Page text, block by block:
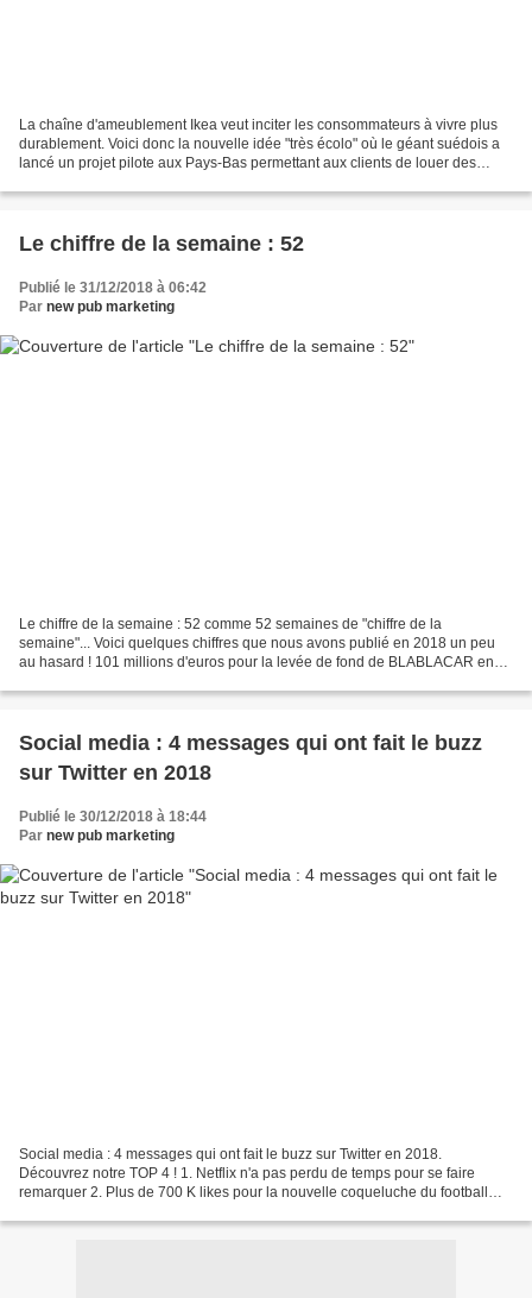
La chaîne d'ameublement Ikea veut inciter les consommateurs à vivre plus
durablement. Voici donc la nouvelle idée "très écolo" où le géant suédois a
lancé un projet pilote aux Pays-Bas permettant aux clients de louer des
Le chiffre de la semaine : 52
Publié le 31/12/2018 à 06:42
Par new pub marketing
Le chiffre de la semaine : 52 comme 52 semaines de "chiffre de la
semaine"... Voici quelques chiffres que nous avons publié en 2018 un peu
au hasard ! 101 millions d'euros pour la levée de fond de BLABLACAR en
Social media : 4 messages qui ont fait le buzz
sur Twitter en 2018
Publié le 30/12/2018 à 18:44
Par new pub marketing
Social media : 4 messages qui ont fait le buzz sur Twitter en 2018.
Découvrez notre TOP 4 ! 1. Netflix n'a pas perdu de temps pour se faire
remarquer 2. Plus de 700 K likes pour la nouvelle coqueluche du football